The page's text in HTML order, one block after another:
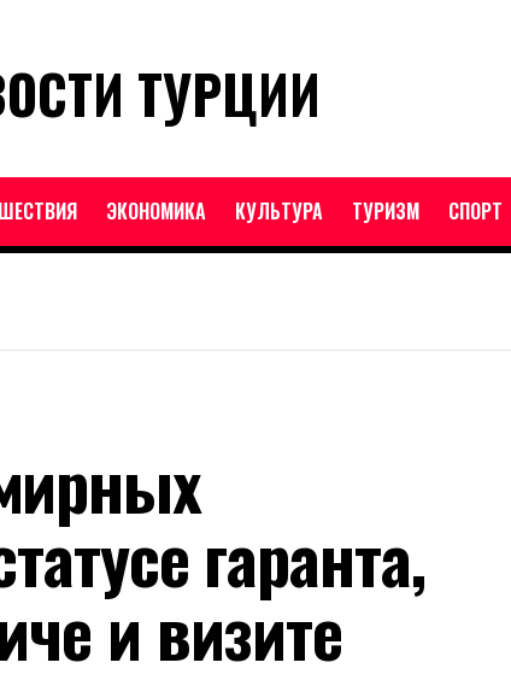
ТУРЦИИ
ЭКОНОМИКА КУЛЬТУРА ТУРИЗМ СПОРТ
гаранта,
и визите